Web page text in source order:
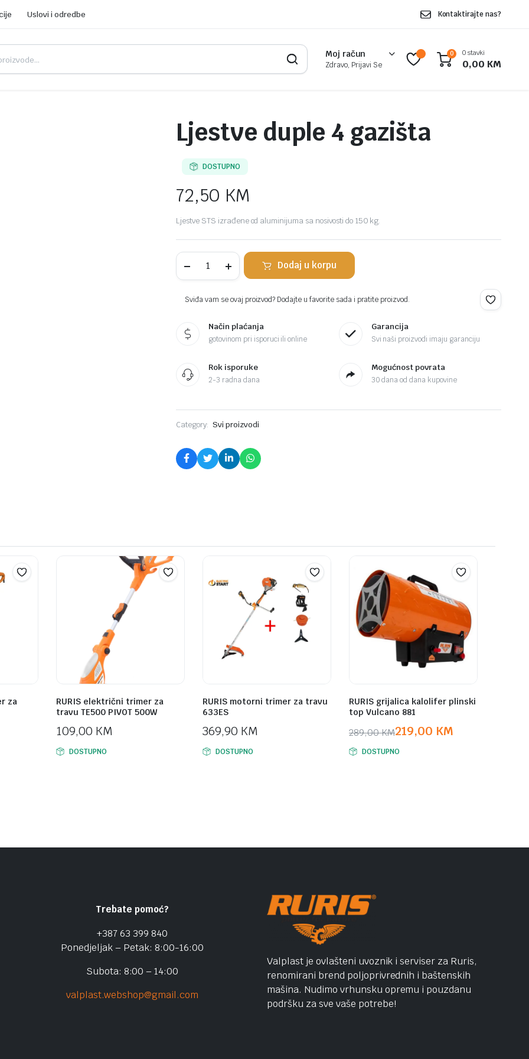
Uslovi i odredbe Kontaktirajte nas?
Moj račun
Zdravo, Prijavi Se
0 0 stavki
0,00 KM
Ljestve duple 4 gazišta
DOSTUPNO
72,50 KM
Ljestve STS izrađene od aluminijuma sa nosivosti do 150 kg.
duple
komada
Dodaj u korpu
Sviđa vam se ovaj proizvod? Dodajte u favorite sada i pratite proizvod.
Način plaćanja
gotovinom pri isporuci ili online
Garancija
Svi naši proizvodi imaju garanciju
Rok isporuke
2-3 radna dana
Mogućnost povrata
30 dana od dana kupovine
Category: Svi proizvodi
za
RURIS električni trimer za
travu TE500 PIVOT 500W
109,00 KM
DOSTUPNO
RURIS motorni trimer za travu
633ES
369,90 KM
DOSTUPNO
RURIS grijalica kalolifer plinski
top Vulcano 881
289,00KM
Original
price
219,00 KM
Current
price
DOSTUPNO
Trebate pomoć?
+387 63 399 840
Ponedjeljak – Petak: 8:00-16:00
Subota: 8:00 – 14:00
valplast.webshop@gmail.com
Valplast je ovlašteni uvoznik i serviser za Ruris,
renomirani brend poljoprivrednih i baštenskih
mašina. Nudimo vrhunsku opremu i pouzdanu
podršku za sve vaše potrebe!